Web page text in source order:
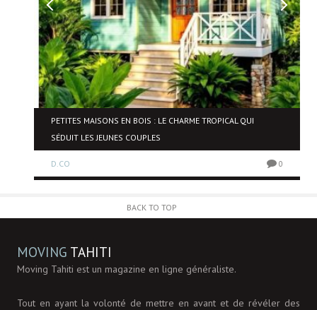
PETITES MAISONS EN BOIS : LE CHARME TROPICAL QUI
SÉDUIT LES JEUNES COUPLES
D.CO 0
BACK TO TOP
MOVING TAHITI
Moving Tahiti est un magazine en ligne généraliste.
Tout en ayant la volonté de mettre en avant et de révéler des